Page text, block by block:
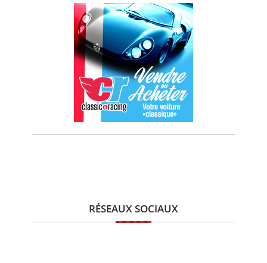
RÉSEAUX SOCIAUX